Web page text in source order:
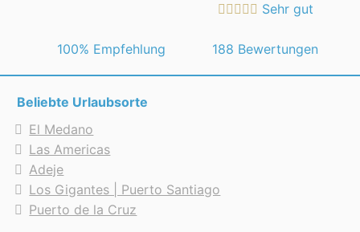
Sehr gut
100% Empfehlung 188 Bewertungen
Beliebte Urlaubsorte
El Medano
Las Americas
Adeje
Los Gigantes | Puerto Santiago
Puerto de la Cruz